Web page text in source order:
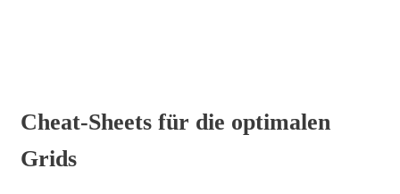
Cheat-Sheets für die optimalen
Grids